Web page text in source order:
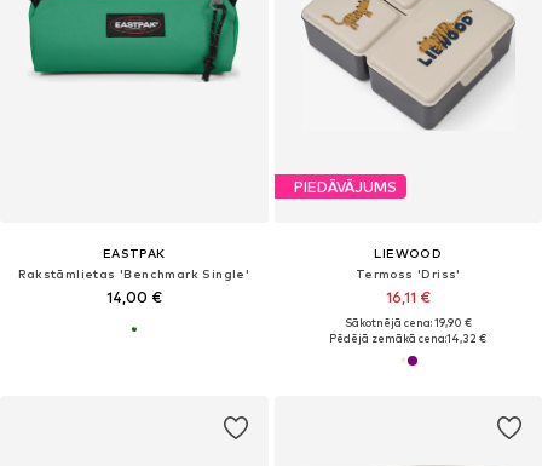
EASTPAK
Rakstāmlietas 'Benchmark Single'
14,00 €
PIEDĀVĀJUMS
LIEWOOD
Termoss 'Driss'
16,11 €
Sākotnējā cena: 19,90 €
Pēdējā zemākā cena:14,32 €